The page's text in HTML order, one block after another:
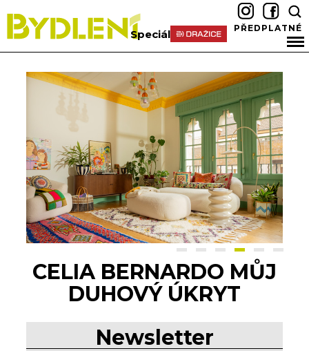
Speciál PŘEDPLATNÉ
CELIA BERNARDO MŮJ
DUHOVÝ ÚKRYT
Newsletter